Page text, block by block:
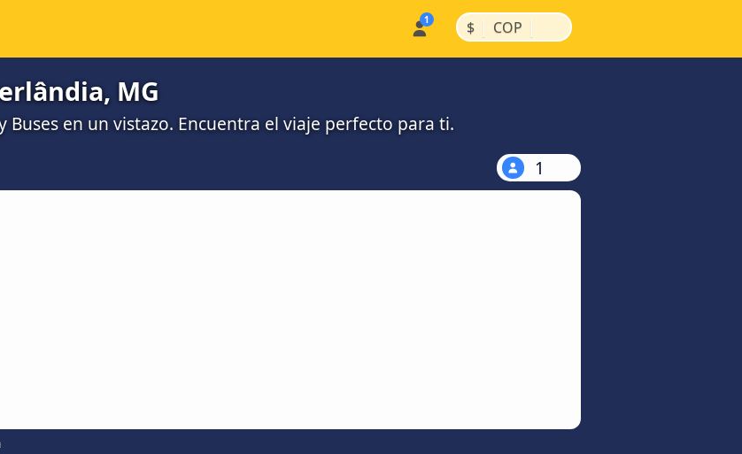
$ | COP |
MG
en un vistazo. Encuentra el viaje perfecto para ti.
1